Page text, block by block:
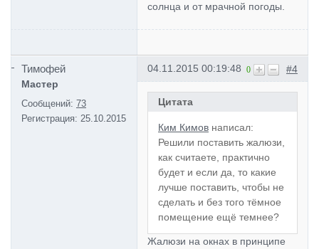
солнца и от мрачной погоды.
Тимофей
Мастер
Сообщений: 73
Регистрация: 25.10.2015
#4
0
04.11.2015 00:19:48
Цитата
Ким Кимов написал:
Решили поставить жалюзи,
как считаете, практично
будет и если да, то какие
лучше поставить, чтобы не
сделать и без того тёмное
помещение ещё темнее?
Жалюзи на окнах в принципе